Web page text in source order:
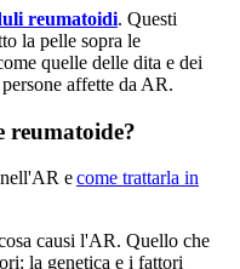
reumatoidi. Questi
la pelle sopra le
quelle delle dita e dei
affette da AR.
reumatoide?
ecome trattarla in
causi l'AR. Quello che
la genetica e i fattori